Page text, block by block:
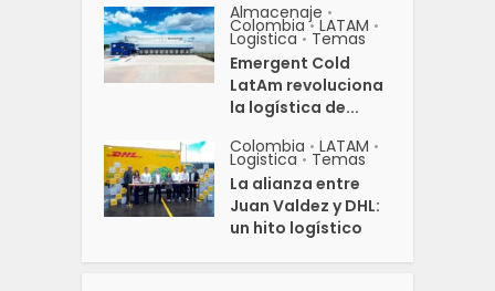
Almacenaje •
Colombia • LATAM •
Logistica • Temas
Emergent Cold
LatAm revoluciona
la logística de...
Colombia • LATAM •
Logistica • Temas
La alianza entre
Juan Valdez y DHL:
un hito logístico